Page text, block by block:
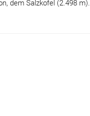
dem Salzkofel (2.498 m).